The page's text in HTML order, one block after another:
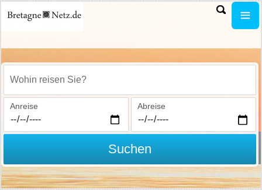
Wohin reisen Sie?
Anreise Abreise
Suchen